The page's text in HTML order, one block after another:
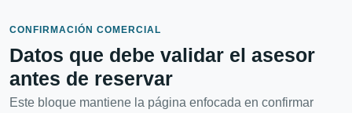
CONFIRMACIÓN COMERCIAL
Datos que debe validar el asesor
antes de reservar
Este bloque mantiene la página enfocada en confirmar